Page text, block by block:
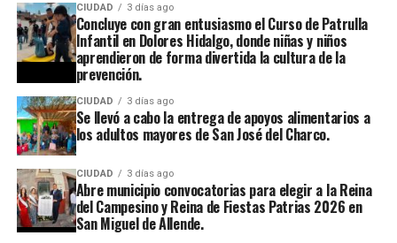
CIUDAD 3 días ago
Concluye con gran entusiasmo el Curso de Patrulla
Infantil en Dolores Hidalgo, donde niñas y niños
aprendieron de forma divertida la cultura de la
prevención.
CIUDAD 3 días ago
Se llevó a cabo la entrega de apoyos alimentarios a
los adultos mayores de San José del Charco.
CIUDAD 3 días ago
Abre municipio convocatorias para elegir a la Reina
del Campesino y Reina de Fiestas Patrias 2026 en
San Miguel de Allende.